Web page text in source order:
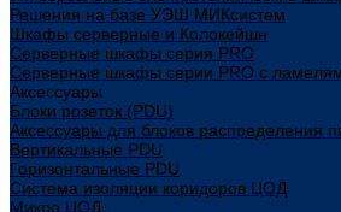
Решения на базе УЭШ МИКсистем
Шкафы серверные и Колокейшн
Серверные шкафы серия PRO
Серверные шкафы серии PRO с
Аксессуары
Блоки розеток (PDU)
Аксессуары для блоков распределения
Вертикальные PDU
Горизонтальные PDU
Система изоляции коридоров ЦОД
Микро ЦОД